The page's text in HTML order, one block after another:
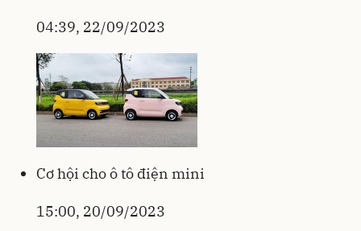
04:39, 22/09/2023
Cơ hội cho ô tô điện mini
15:00, 20/09/2023